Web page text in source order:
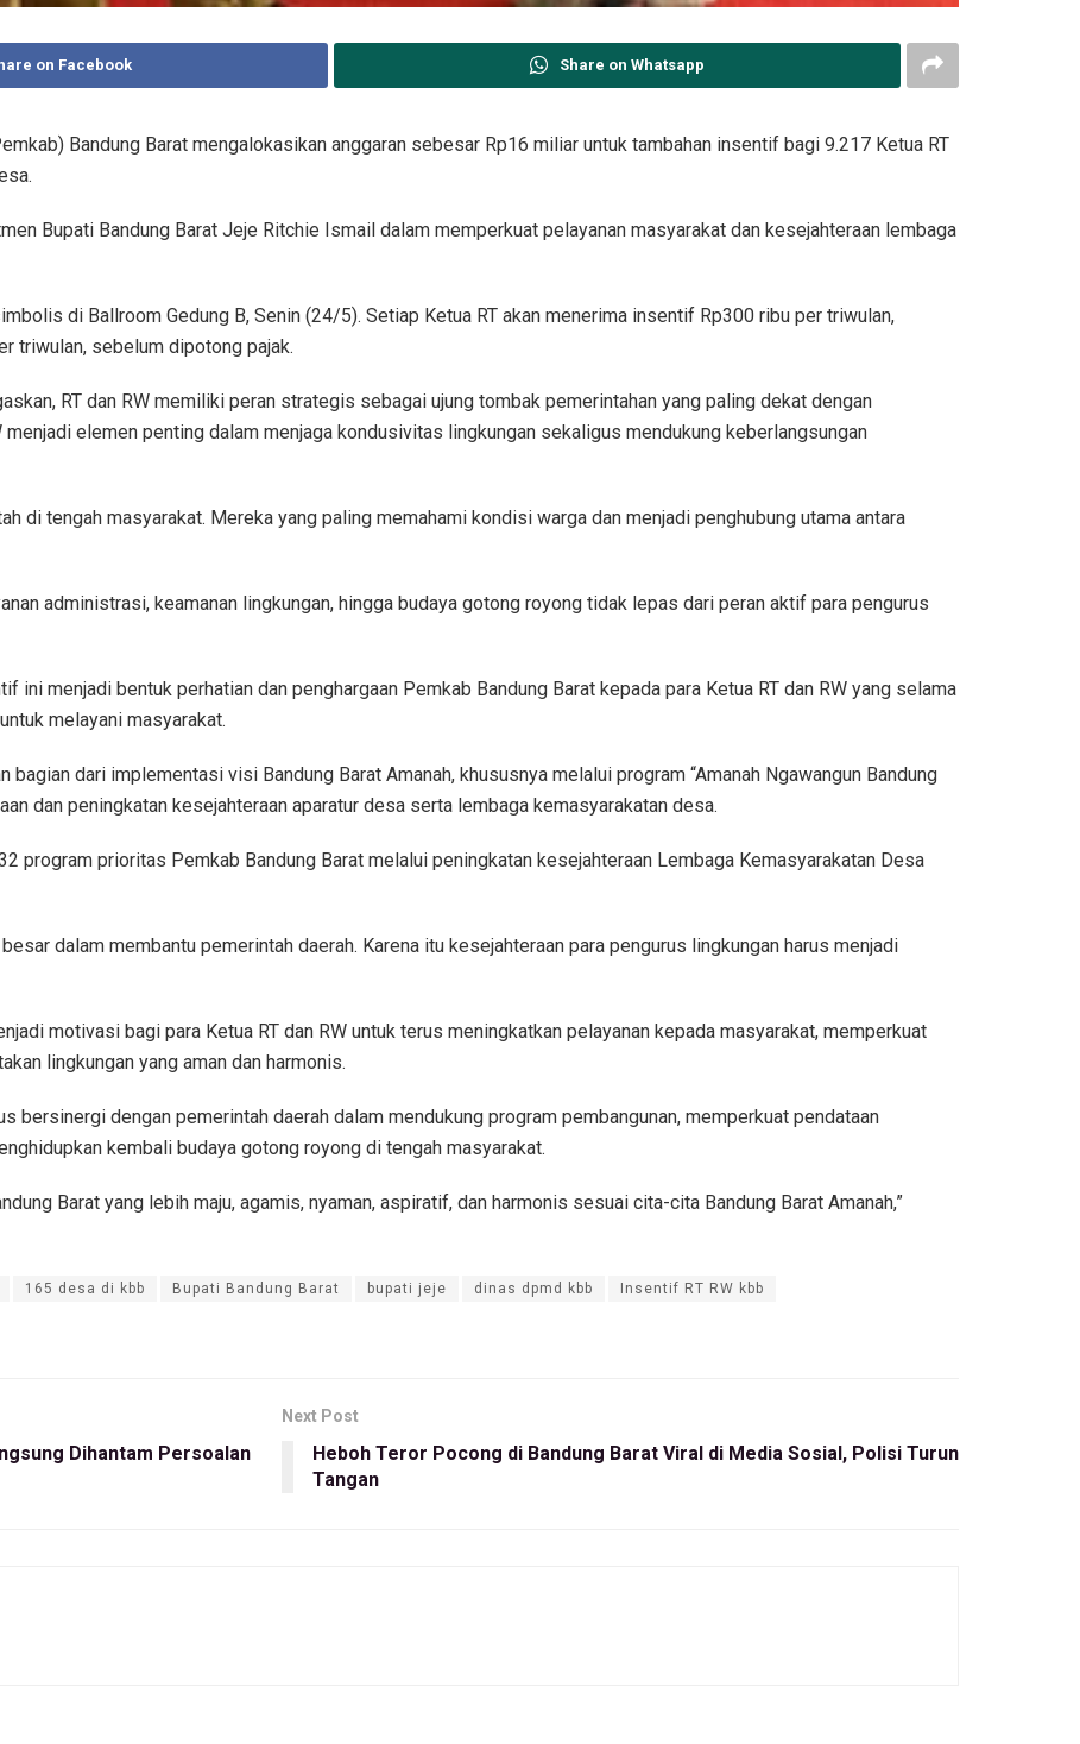
on Facebook Share on Whatsapp
Bandung Barat mengalokasikan anggaran sebesar Rp16 miliar untuk tambahan insentif bagi 9.217 Ketua RT
Bupati Bandung Barat Jeje Ritchie Ismail dalam memperkuat pelayanan masyarakat dan kesejahteraan lembaga
di Ballroom Gedung B, Senin (24/5). Setiap Ketua RT akan menerima insentif Rp300 ribu per triwulan,
triwulan, sebelum dipotong pajak.
RT dan RW memiliki peran strategis sebagai ujung tombak pemerintahan yang paling dekat dengan
menjadi elemen penting dalam menjaga kondusivitas lingkungan sekaligus mendukung keberlangsungan
di tengah masyarakat. Mereka yang paling memahami kondisi warga dan menjadi penghubung utama antara
administrasi, keamanan lingkungan, hingga budaya gotong royong tidak lepas dari peran aktif para pengurus
ini menjadi bentuk perhatian dan penghargaan Pemkab Bandung Barat kepada para Ketua RT dan RW yang selama
melayani masyarakat.
dari implementasi visi Bandung Barat Amanah, khususnya melalui program “Amanah Ngawangun Bandung
dan peningkatan kesejahteraan aparatur desa serta lembaga kemasyarakatan desa.
program prioritas Pemkab Bandung Barat melalui peningkatan kesejahteraan Lembaga Kemasyarakatan Desa
dalam membantu pemerintah daerah. Karena itu kesejahteraan para pengurus lingkungan harus menjadi
motivasi bagi para Ketua RT dan RW untuk terus meningkatkan pelayanan kepada masyarakat, memperkuat
lingkungan yang aman dan harmonis.
bersinergi dengan pemerintah daerah dalam mendukung program pembangunan, memperkuat pendataan
kembali budaya gotong royong di tengah masyarakat.
Barat yang lebih maju, agamis, nyaman, aspiratif, dan harmonis sesuai cita-cita Bandung Barat Amanah,”
165 desa di kbb Bupati Bandung Barat bupati jeje dinas dpmd kbb Insentif RT RW kbb
Dihantam Persoalan
Next Post
Heboh Teror Pocong di Bandung Barat Viral di Media Sosial, Polisi Turun
Tangan